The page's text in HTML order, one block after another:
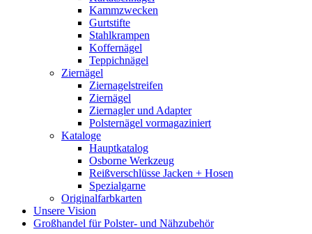
Kammzwecken
Gurtstifte
Stahlkrampen
Koffernägel
Teppichnägel
Ziernägel
Ziernagelstreifen
Ziernägel
Ziernagler und Adapter
Polsternägel vormagaziniert
Kataloge
Hauptkatalog
Osborne Werkzeug
Reißverschlüsse Jacken + Hosen
Spezialgarne
Originalfarbkarten
Unsere Vision
Großhandel für Polster- und Nähzubehör